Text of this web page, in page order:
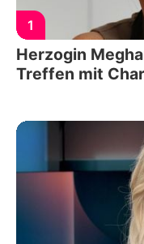
1
Herzogin
Treffen mit